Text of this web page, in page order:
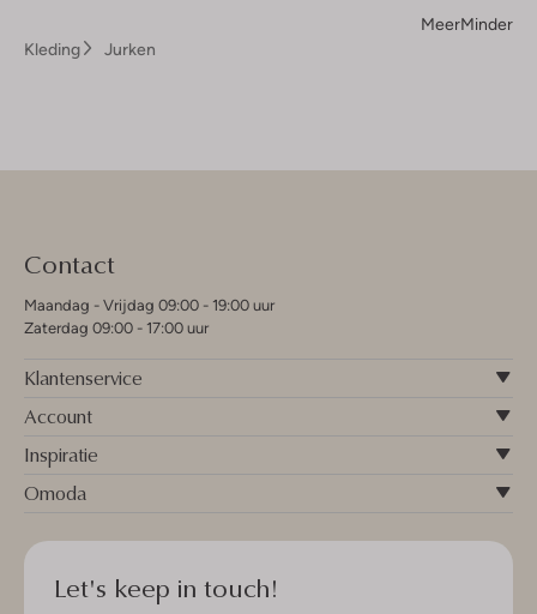
MeerMinder
Kleding
Jurken
Contact
Maandag - Vrijdag 09:00 - 19:00 uur
Zaterdag 09:00 - 17:00 uur
Klantenservice
Account
Inspiratie
Omoda
Let's keep in touch!